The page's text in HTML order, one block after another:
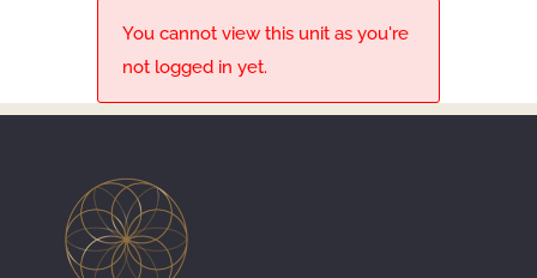
You cannot view this unit as you're
not logged in yet.